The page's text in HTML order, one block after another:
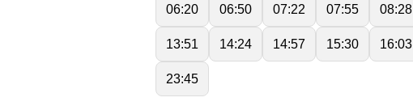
06:20 06:50 07:22 07:55 08:28
13:51 14:24 14:57 15:30 16:03
23:45